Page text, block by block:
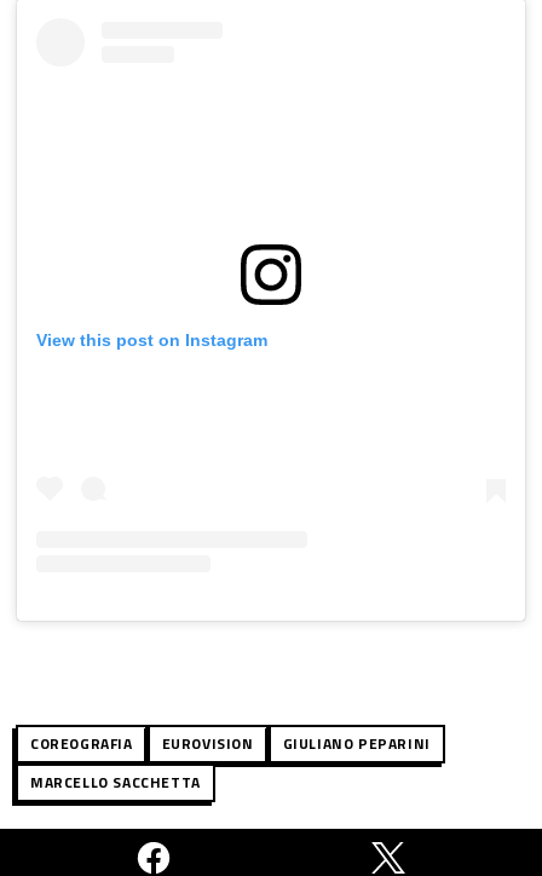
View this post on Instagram
COREOGRAFIA EUROVISION
GIULIANO PEPARINI
MARCELLO SACCHETTA